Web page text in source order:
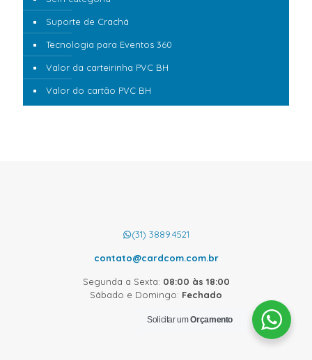
Suporte de Crachá
Tecnologia para Eventos 360
Valor da carteirinha PVC BH
Valor do cartão PVC BH
(31) 3889.4521
contato@cardcom.com.br
Segunda a Sexta: 08:00 às 18:00
Sábado e Domingo: Fechado
Solicitar umOrçamento